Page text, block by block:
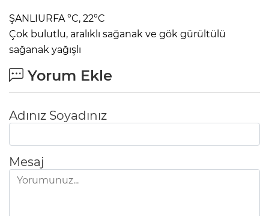
ŞANLIURFA °C, 22°C
Çok bulutlu, aralıklı sağanak ve gök gürültülü
sağanak yağışlı
Yorum Ekle
Adınız Soyadınız
Mesaj